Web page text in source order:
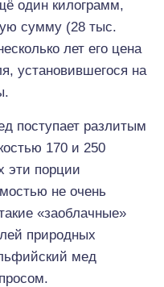
один килограмм,
сумму (28 тыс.
лет его цена
установившегося на
поступает разлитым
170 и 250
эти порции
не очень
«заоблачные»
природных
мед